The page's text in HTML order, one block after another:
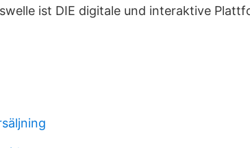
ist DIE digitale und interaktive